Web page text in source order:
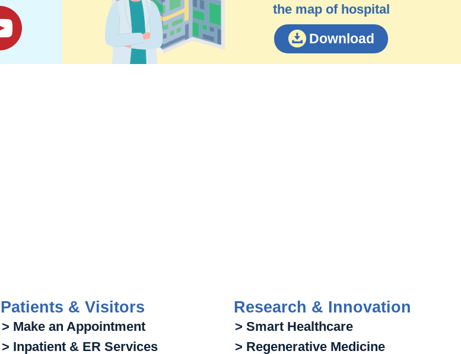
the map of hospital
Download
Patients & Visitors
> Make an Appointment
> Inpatient & ER Services
Research & Innovation
> Smart Healthcare
> Regenerative Medicine